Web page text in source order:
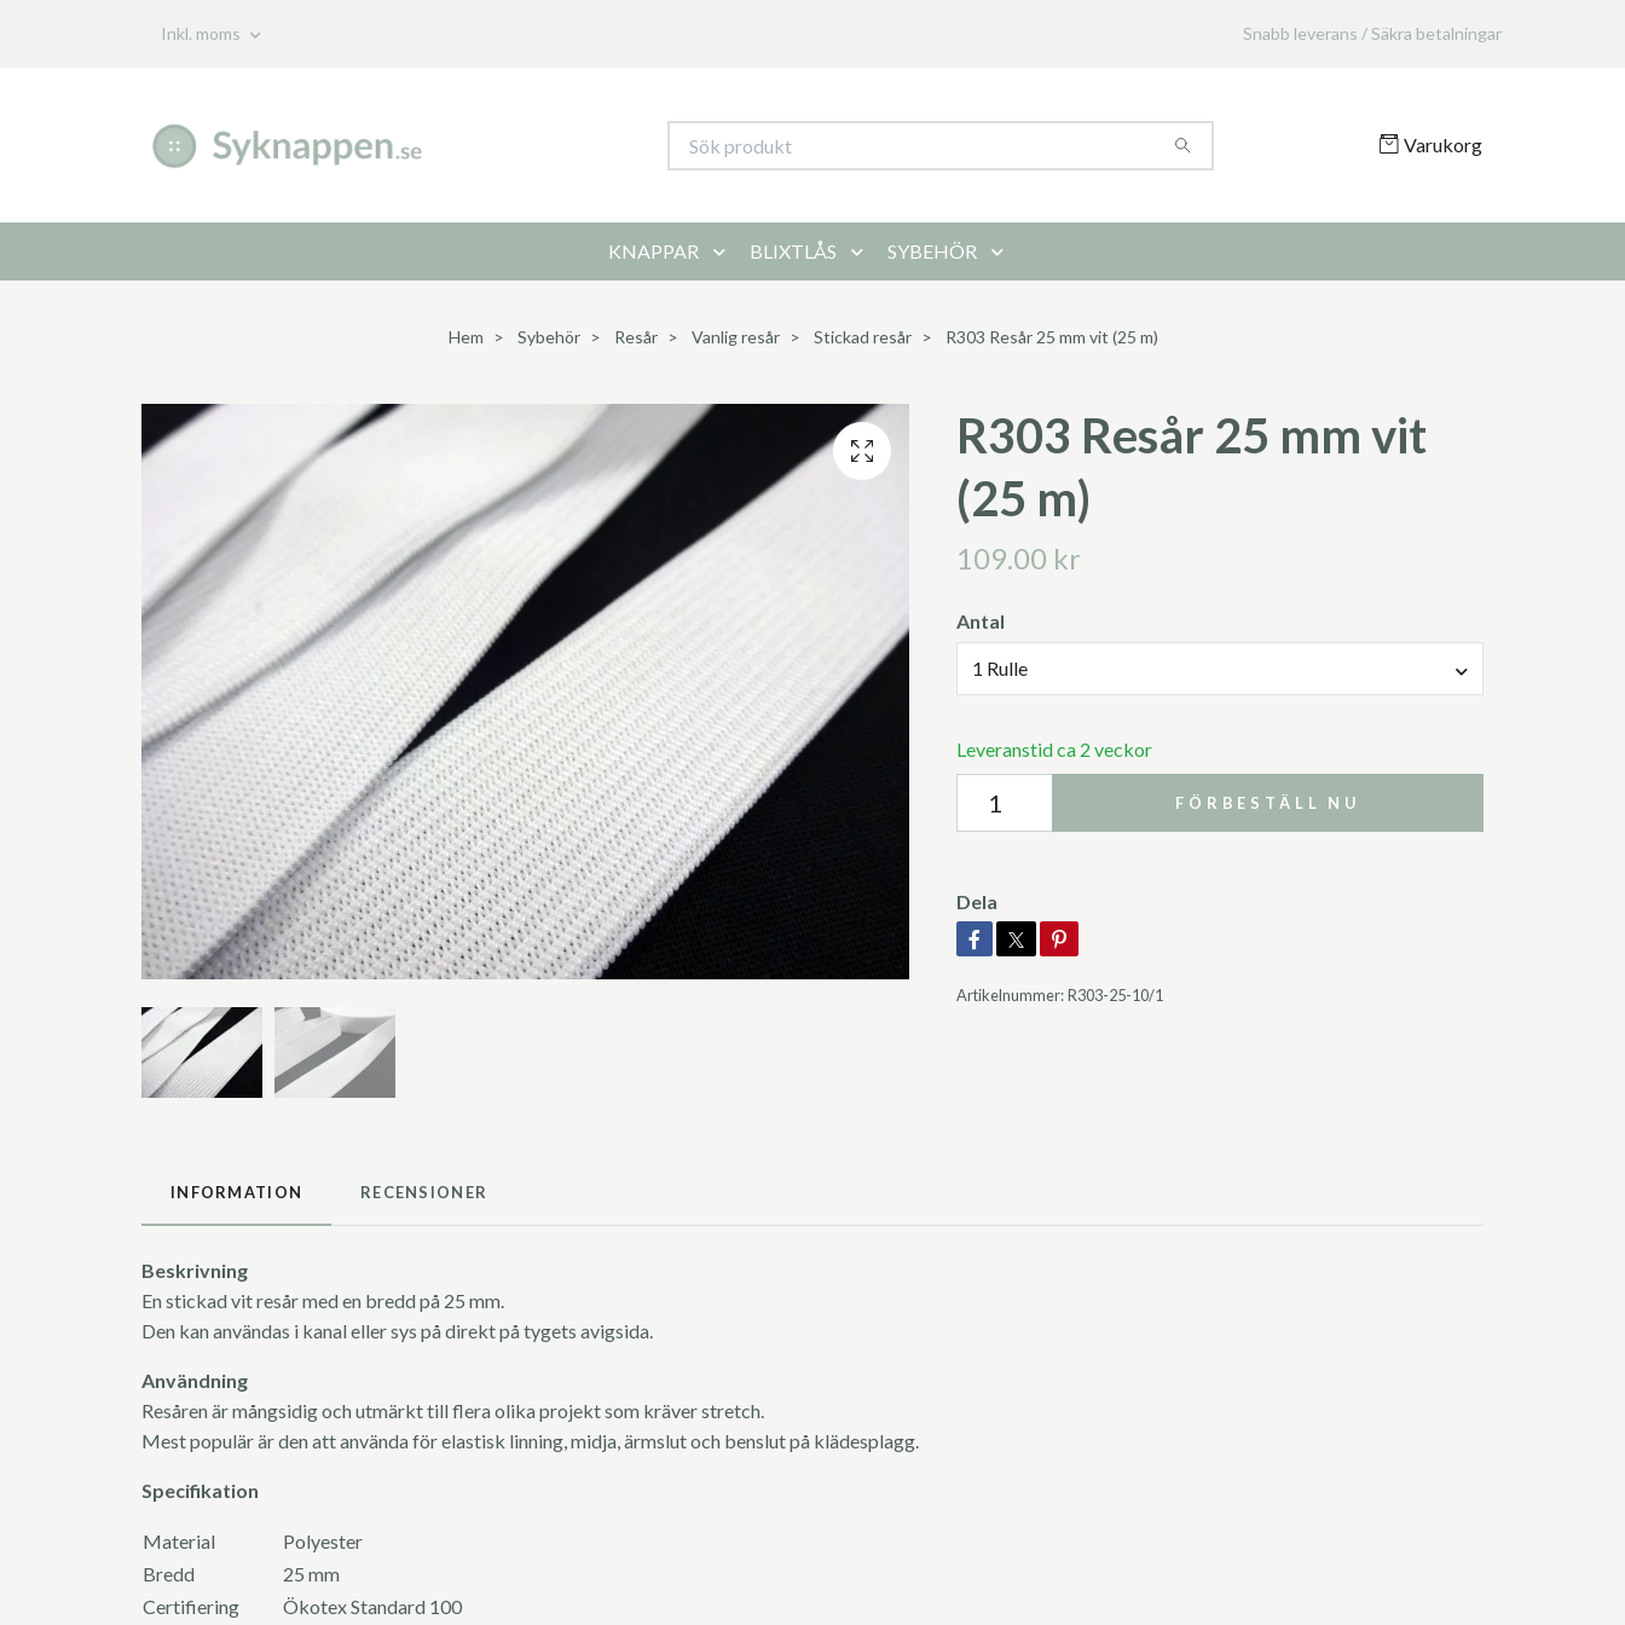
Inkl. moms Snabb leverans / Säkra betalningar
Varukorg
KNAPPAR BLIXTLÅS SYBEHÖR
Hem Sybehör Resår Vanlig resår Stickad resår R303 Resår 25 mm vit (25 m)
R303 Resår 25 mm vit
(25 m)
109.00 kr
Antal
1 Rulle
Leveranstid ca 2 veckor
FÖRBESTÄLL NU
Dela
Artikelnummer:R303-25-10/1
INFORMATION RECENSIONER
Beskrivning
En stickad vit resår med en bredd på 25 mm.
Den kan användas i kanal eller sys på direkt på tygets avigsida.
Användning
Resåren är mångsidig och utmärkt till flera olika projekt som kräver stretch.
Mest populär är den att använda för elastisk linning, midja, ärmslut och benslut på klädesplagg.
Specifikation
Material
Polyester
Bredd
25 mm
Certifiering
Ökotex Standard 100